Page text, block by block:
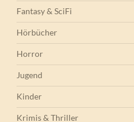
Fantasy & SciFi
Hörbücher
Horror
Jugend
Kinder
Krimis & Thriller